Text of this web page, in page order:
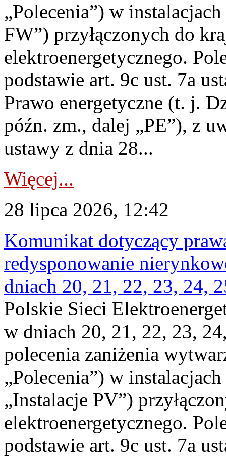
„Polecenia”) w
FW”) przyłączonych do
elektroenergetycznego.
podstawie art. 9c ust. 7a
Prawo energetyczne (t. j.
późn. zm., dalej „PE”), z
ustawy z dnia 28...
Więcej...
28 lipca 2026, 12:42
Komunikat dotyczący
redysponowanie
dniach 20, 21, 22, 23, 24,
Polskie Sieci
w dniach 20, 21, 22, 23,
polecenia zaniżenia
„Polecenia”) w
„Instalacje PV”)
elektroenergetycznego.
podstawie art. 9c ust. 7a